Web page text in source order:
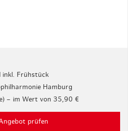
inkl. Frühstück
Hamburg
– im Wert von 35,90 €
prüfen